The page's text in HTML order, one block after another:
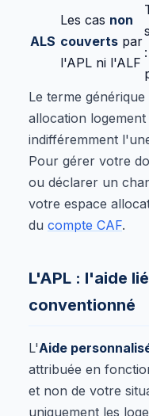
ALS
Les cas non
couverts par
l'APL ni l'ALF
Le terme
allocation
indifféremment
Pour gérer votre
ou déclarer un
votre espace
du compte CAF.
L'APL : l'aide
conventionné
L'Aide
attribuée en
et non de votre
uniquement les